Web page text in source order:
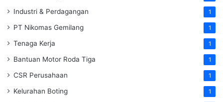
Industri & Perdagangan 1
PT Nikomas Gemilang 1
Tenaga Kerja 1
Bantuan Motor Roda Tiga 1
CSR Perusahaan 1
Kelurahan Boting 1